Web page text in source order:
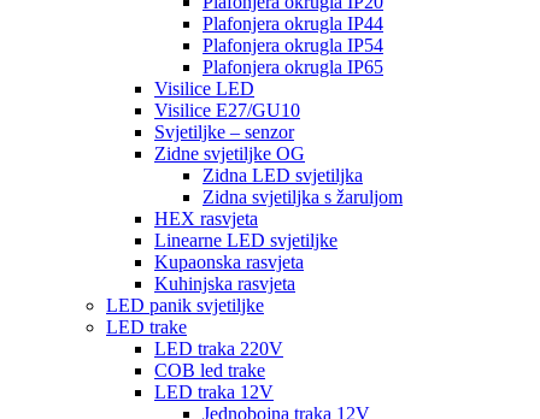
Plafonjera okrugla IP44
Plafonjera okrugla IP54
Plafonjera okrugla IP65
Visilice LED
Visilice E27/GU10
Svjetiljke – senzor
Zidne svjetiljke OG
Zidna LED svjetiljka
Zidna svjetiljka s žaruljom
HEX rasvjeta
Linearne LED svjetiljke
Kupaonska rasvjeta
Kuhinjska rasvjeta
LED panik svjetiljke
LED trake
LED traka 220V
COB led trake
LED traka 12V
Jednobojna traka 12V